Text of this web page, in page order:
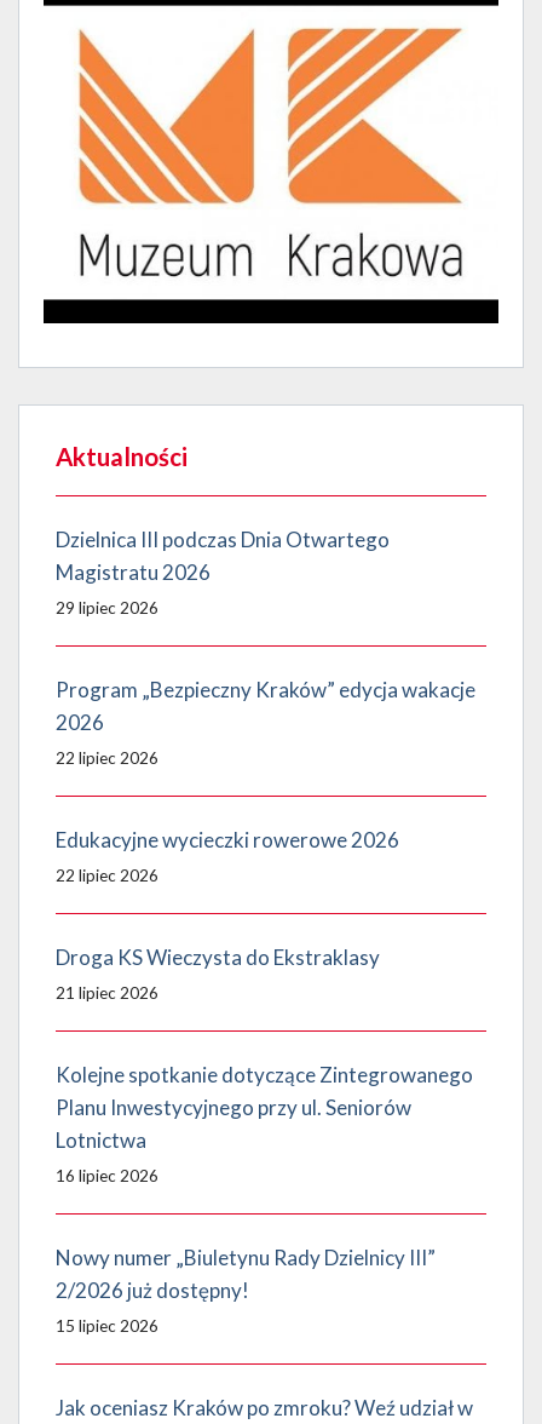
Aktualności
Dzielnica III podczas Dnia Otwartego
Magistratu 2026
29 lipiec 2026
Program „Bezpieczny Kraków” edycja wakacje
2026
22 lipiec 2026
Edukacyjne wycieczki rowerowe 2026
22 lipiec 2026
Droga KS Wieczysta do Ekstraklasy
21 lipiec 2026
Kolejne spotkanie dotyczące Zintegrowanego
Planu Inwestycyjnego przy ul. Seniorów
Lotnictwa
16 lipiec 2026
Nowy numer „Biuletynu Rady Dzielnicy III”
2/2026 już dostępny!
15 lipiec 2026
Jak oceniasz Kraków po zmroku? Weź udział w